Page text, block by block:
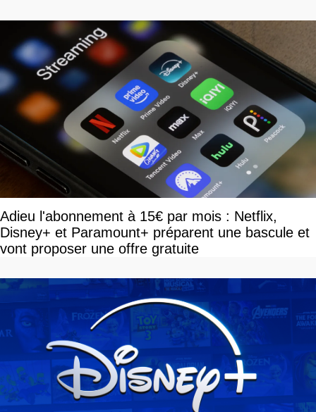
Adieu l'abonnement à 15€ par mois : Netflix,
Disney+ et Paramount+ préparent une bascule et
vont proposer une offre gratuite